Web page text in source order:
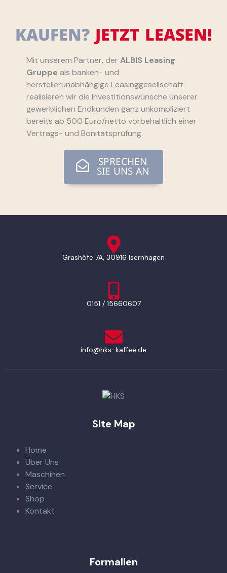
KAUFEN?JETZT LEASEN!
Mit unserem Partner, derALBIS Leasing
Gruppe als banken- und
herstellerunabhängige Leasinggesellschaft
realisieren wir die Investitionswünsche unserer
gewerblichen Endkunden ganz unkompliziert
bereits ab 500 Euro/netto vorbehaltlich einer
Vertrags- und Bonitätsprüfung.
SPRECHEN
SIE UNS AN
Grashöfe 7A, 30916 Isernhagen
0151 / 15660607
info@hks-kaffee.de
Site Map
Home
Über Uns
Maschinen
Service
Shop
Kontakt
Formalien